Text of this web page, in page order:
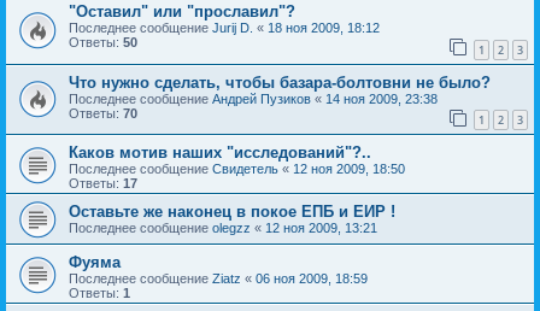
"Оставил" или "прославил"?
Последнее сообщение Jurij D. « 18 ноя 2009, 18:12
Ответы: 50 1 2 3
Что нужно сделать, чтобы базара-болтовни не было?
Последнее сообщение Андрей Пузиков « 14 ноя 2009, 23:38
Ответы: 70 1 2 3
Каков мотив наших "исследований"?..
Последнее сообщение Свидетель « 12 ноя 2009, 18:50
Ответы: 17
Оставьте же наконец в покое ЕПБ и ЕИР !
Последнее сообщение olegzz « 12 ноя 2009, 13:21
Фуяма
Последнее сообщение Ziatz « 06 ноя 2009, 18:59
Ответы: 1